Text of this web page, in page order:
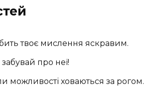
твоє мислення яскравим.
про неї!
можливості ховаються за рогом.